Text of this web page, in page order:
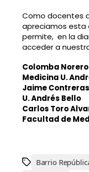
Como docentes
apreciamos esta
permite, en la
acceder a
Colomba
Medicina U.
Jaime
U. Andrés Bello
Carlos Toro
Facultad de
Barrio